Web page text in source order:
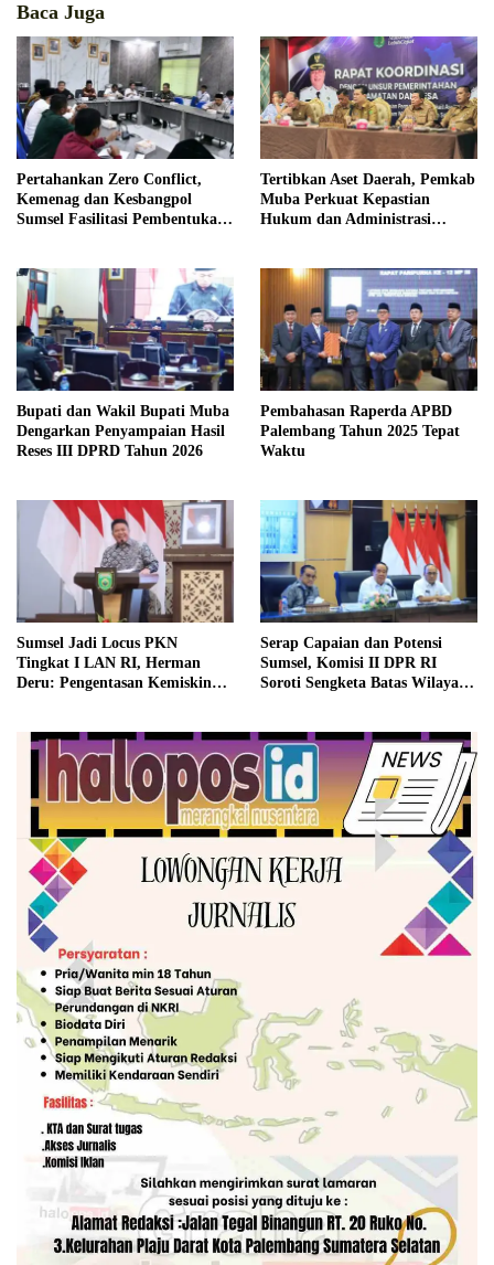
Baca Juga
Pertahankan Zero Conflict,
Kemenag dan Kesbangpol
Sumsel Fasilitasi Pembentukan
Tertibkan Aset Daerah, Pemkab
Muba Perkuat Kepastian
Hukum dan Administrasi
Bupati dan Wakil Bupati Muba
Dengarkan Penyampaian Hasil
Reses III DPRD Tahun 2026
Pembahasan Raperda APBD
Palembang Tahun 2025 Tepat
Waktu
Sumsel Jadi Locus PKN
Tingkat I LAN RI, Herman
Deru: Pengentasan Kemiskinan
Lapangan
Serap Capaian dan Potensi
Sumsel, Komisi II DPR RI
Soroti Sengketa Batas Wilayah,